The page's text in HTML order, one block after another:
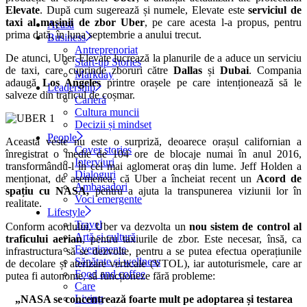
Acasă
Business
Antreprenoriat
Start-up Stories
Markday
Leadership
Carieră
Cultura muncii
Decizii și mindset
People
Cover stories
Interviuri
Dialoguri
Ambasadori
Voci emergente
Lifestyle
Travel
Artă și cultură
Evenimente
Sănătate și wellness
Food and coffee
Care
Living
Elevate. După cum sugerează și numele, Elevate esteserviciul de
taxi al mașinii de zbor Uber, pe care acesta l-a propus, pentru
prima dată, în luna septembrie a anului trecut.
De atunci, Uber Elevate lucrează la planurile de a aduce un serviciu
de taxi, care cuprinde zboruri cătreDallas șiDubai. Compania
adaugă Los Angelesprintre orașele pe care intenționează să le
salveze din traficul de coșmar.
Această veste nu este o surpriză, deoarece orașul californian a
înregistrat o medie de 104 ore de blocaje numai în anul 2016,
transformându-l în cel mai aglomerat oraș din lume. Jeff Holden a
menționat, de asemenea, că Uber a încheiat recent un Acord de
spațiu cu NASA,pentru a ajuta la transpunerea viziunii lor în
realitate.
Conform acordului, Uber va dezvolta un nou sistem de control al
traficului aerian, pentru taxiurile de zbor. Este necesar, însă, ca
infrastructura să se dezvolte, pentru a se putea efectua operațiunile
de decolare și aterizare verticale (VTOL), iar autoturismele, care ar
putea fi autonome, să funcționeze fără probleme:
„NASA se concentrează foarte mult pe adoptarea și testarea